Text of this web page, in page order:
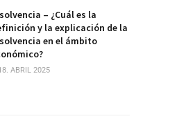
– ¿Cuál es la
y la explicación de la
en el ámbito
ABRIL 2025